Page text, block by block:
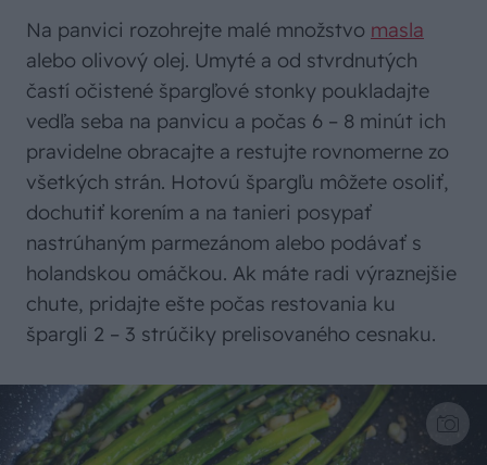
Na panvici rozohrejte malé množstvo masla
alebo olivový olej. Umyté a od stvrdnutých
častí očistené špargľové stonky poukladajte
vedľa seba na panvicu a počas 6 – 8 minút ich
pravidelne obracajte a restujte rovnomerne zo
všetkých strán. Hotovú špargľu môžete osoliť,
dochutiť korením a na tanieri posypať
nastrúhaným parmezánom alebo podávať s
holandskou omáčkou. Ak máte radi výraznejšie
chute, pridajte ešte počas restovania ku
špargli 2 – 3 strúčiky prelisovaného cesnaku.